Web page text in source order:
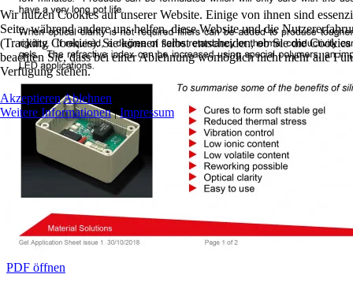
PDF öffnen
Wir nutzen Cookies auf unserer Website. Einige von ihnen sind
Seite, während andere uns helfen, diese Website und die
(Tracking Cookies). Sie können selbst entscheiden, ob Sie die
beachten Sie, dass bei einer Ablehnung womöglich nicht mehr alle
Verfügung stehen.
AkzeptierenAblehnen
Weitere Informationen|Impressum